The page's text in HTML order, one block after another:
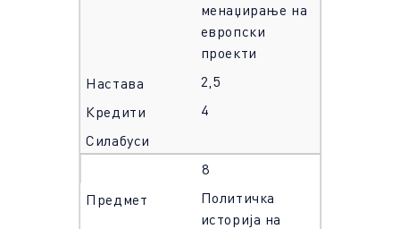
менаџирање на
европски
проекти
2,5
4
8
Политичка
историја на